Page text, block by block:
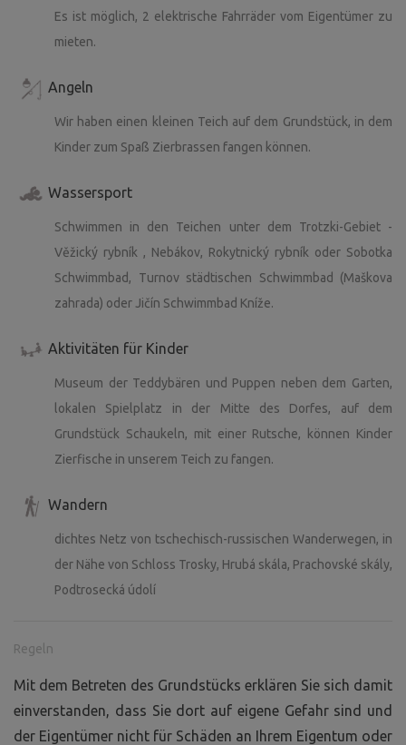
Es ist möglich, 2 elektrische Fahrräder vom Eigentümer zu
mieten.
Angeln
Wir haben einen kleinen Teich auf dem Grundstück, in dem
Kinder zum Spaß Zierbrassen fangen können.
Wassersport
Schwimmen in den Teichen unter dem Trotzki-Gebiet -
Věžický rybník , Nebákov, Rokytnický rybník oder Sobotka
Schwimmbad, Turnov städtischen Schwimmbad (Maškova
zahrada) oder Jičín Schwimmbad Kníže.
Aktivitäten für Kinder
Museum der Teddybären und Puppen neben dem Garten,
lokalen Spielplatz in der Mitte des Dorfes, auf dem
Grundstück Schaukeln, mit einer Rutsche, können Kinder
Zierfische in unserem Teich zu fangen.
Wandern
dichtes Netz von tschechisch-russischen Wanderwegen, in
der Nähe von Schloss Trosky, Hrubá skála, Prachovské skály,
Podtrosecká údolí
Regeln
Mit dem Betreten des Grundstücks erklären Sie sich damit
einverstanden, dass Sie dort auf eigene Gefahr sind und
der Eigentümer nicht für Schäden an Ihrem Eigentum oder